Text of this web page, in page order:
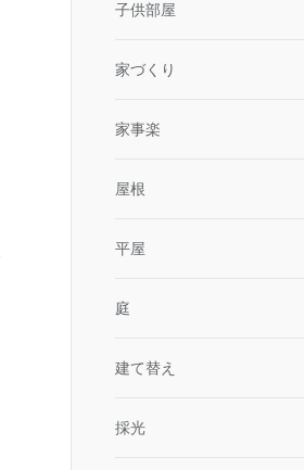
子供部屋
家づくり
家事楽
屋根
平屋
庭
建て替え
採光